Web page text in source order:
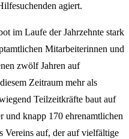
agiert.
im Laufe der Jahrzehnte stark
Mitarbeiterinnen und
zwölf Jahren auf
Zeitraum mehr als
Teilzeitkräfte baut auf
und knapp 170 ehrenamtlichen
Vereins auf, der auf vielfältige